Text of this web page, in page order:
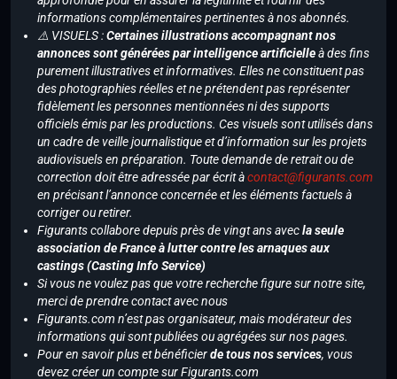
informations complémentaires pertinentes à nos abonnés.
⚠️ VISUELS :Certaines illustrations accompagnant nos
annonces sont générées par intelligence artificielleà des fins
purement illustratives et informatives. Elles ne constituent pas
des photographies réelles et ne prétendent pas représenter
fidèlement les personnes mentionnées ni des supports
officiels émis par les productions. Ces visuels sont utilisés dans
un cadre de veille journalistique et d’information sur les projets
audiovisuels en préparation. Toute demande de retrait ou de
correction doit être adressée par écrit àcontact@figurants.com
en précisant l’annonce concernée et les éléments factuels à
corriger ou retirer.
Figurants collabore depuis près de vingt ans avecla seule
association de France à lutter contre les arnaques aux
castings (Casting Info Service)
Si vous ne voulez pas que votre recherche figure sur notre site,
merci de prendre contact avec nous
Figurants.com n’est pas organisateur, mais modérateur des
informations qui sont publiées ou agrégées sur nos pages.
Pour en savoir plus et bénéficierde tous nos services, vous
devez créer un compte sur Figurants.com